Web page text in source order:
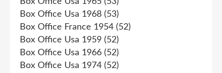
Box Office Usa 1968 (53)
Box Office France 1954 (52)
Box Office Usa 1959 (52)
Box Office Usa 1966 (52)
Box Office Usa 1974 (52)